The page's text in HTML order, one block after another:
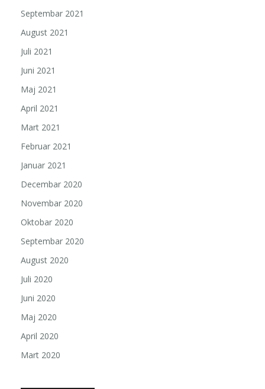
Septembar 2021
August 2021
Juli 2021
Juni 2021
Maj 2021
April 2021
Mart 2021
Februar 2021
Januar 2021
Decembar 2020
Novembar 2020
Oktobar 2020
Septembar 2020
August 2020
Juli 2020
Juni 2020
Maj 2020
April 2020
Mart 2020